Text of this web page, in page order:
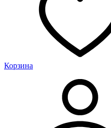
Корзина